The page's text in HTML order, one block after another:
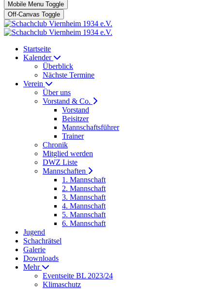
Mobile Menu Toggle
Off-Canvas Toggle
Startseite
Kalender
Überblick
Nächste Termine
Verein
Über uns
Vorstand & Co.
Vorstand
Beisitzer
Mannschaftsführer
Trainer
Chronik
Mitglied werden
DWZ Liste
Mannschaften
1. Mannschaft
2. Mannschaft
3. Mannschaft
4. Mannschaft
5. Mannschaft
6. Mannschaft
Jugend
Schachrätsel
Galerie
Downloads
Mehr
Eventseite BL 2023/24
Klimaschutz